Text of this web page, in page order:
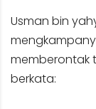
Usman bin
memberontak
berkata: